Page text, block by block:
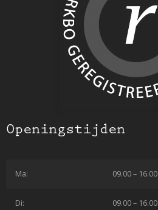
Openingstijden
Ma: 09.00 – 16.00
Di: 09.00 – 16.00